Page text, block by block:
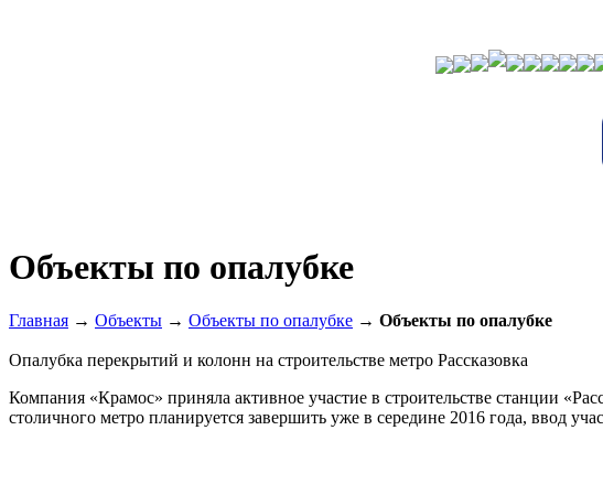
Объекты по опалубке
Главная → Объекты → Объекты по опалубке → Объекты по опалубке
Опалубка перекрытий и колонн на строительстве метро Рассказовка
Компания «Крамос» приняла активное участие в строительстве станции
столичного метро планируется завершить уже в середине 2016 года, ввод